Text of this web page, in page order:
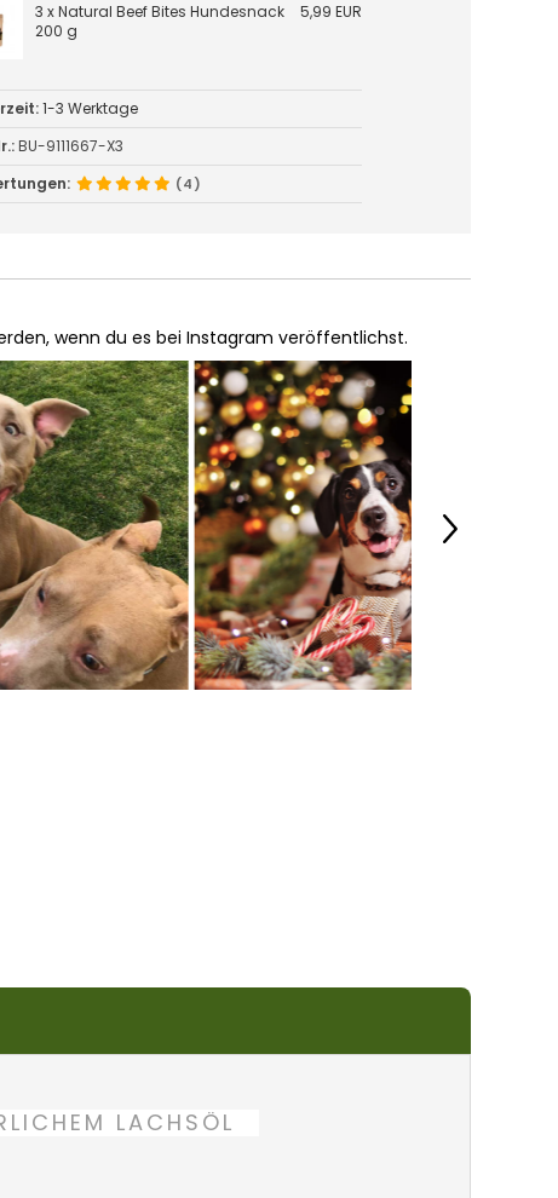
3 x Natural Beef Bites Hundesnack
200 g
5,99 EUR
1-3 Werktage
BU-9111667-X3
(4)
wenn du es bei Instagram veröffentlichst.
LACHSÖL